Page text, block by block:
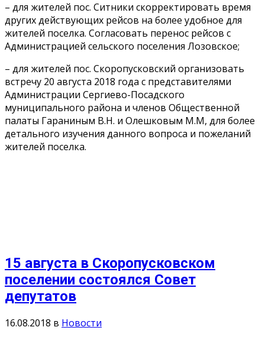
– для жителей пос. Ситники скорректировать время
других действующих рейсов на более удобное для
жителей поселка. Согласовать перенос рейсов с
Администрацией сельского поселения Лозовское;
– для жителей пос. Скоропусковский организовать
встречу 20 августа 2018 года с представителями
Администрации Сергиево-Посадского
муниципального района и членов Общественной
палаты Гараниным В.Н. и Олешковым М.М, для более
детального изучения данного вопроса и пожеланий
жителей поселка.
15 августа в Скоропусковском
поселении состоялся Совет
депутатов
16.08.2018 в Новости